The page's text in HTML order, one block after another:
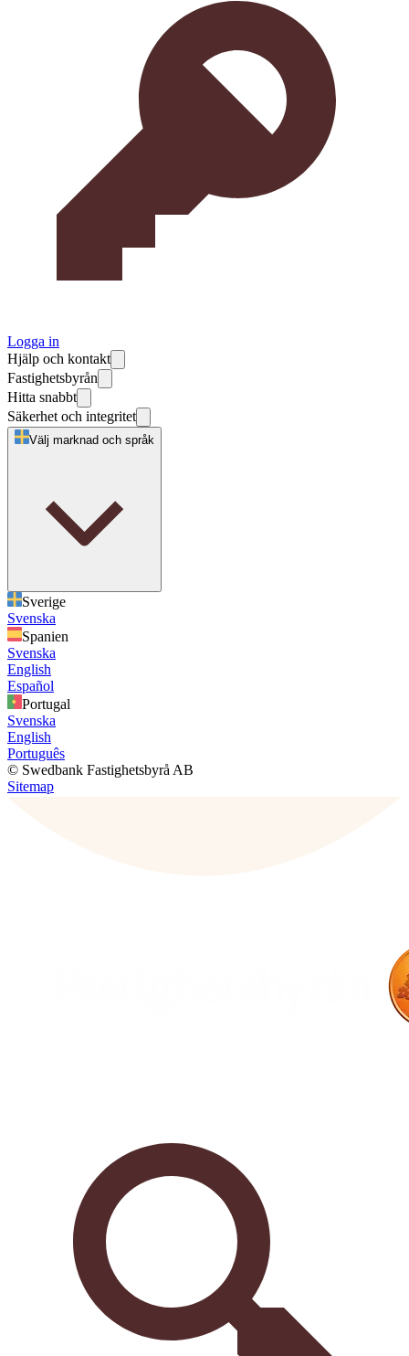
Logga in
Hjälp och kontakt
Fastighetsbyrån
Hitta snabbt
Säkerhet och integritet
Välj marknad och språk
Sverige
Svenska
Spanien
Svenska
English
Español
Portugal
Svenska
English
Português
© Swedbank Fastighetsbyrå AB
Sitemap